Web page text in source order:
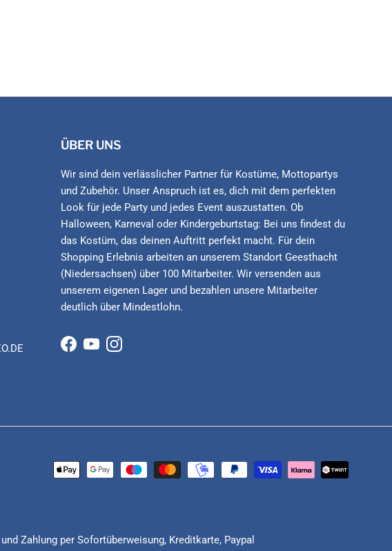
ÜBER UNS
Wir sind dein verlässlicher Partner für Kostüme, Mottopartys
und Zubehör. Unser Anspruch ist es, dich mit dem perfekten
Look für jede Party und jedes Event auszustatten. Ob
Halloween, Karneval oder Kindergeburtstag: Bei uns findest du
das Kostüm, das deinen Auftritt perfekt macht. Für dein
Shopping Erlebnis arbeiten an unserem Standort Geesthacht
(Niedersachsen) über 100 Mitarbeiter. Wir versenden aus
unserem eigenen Lager und bezahlen unsere Mitarbeiter
deutlich über Mindestlohn.
Facebook
YouTubeInstagram
Zahlung per Sofortüberweisung, Kreditkarte, Paypal